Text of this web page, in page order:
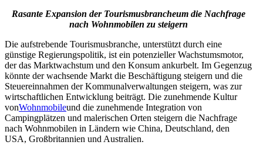
Rasante Expansion der Tourismusbrancheum die Nachfrage
nach Wohnmobilen zu steigern
Die aufstrebende Tourismusbranche, unterstützt durch eine
günstige Regierungspolitik, ist ein potenzieller Wachstumsmotor,
der das Marktwachstum und den Konsum ankurbelt. Im Gegenzug
könnte der wachsende Markt die Beschäftigung steigern und die
Steuereinnahmen der Kommunalverwaltungen steigern, was zur
wirtschaftlichen Entwicklung beiträgt. Die zunehmende Kultur
vonWohnmobileund die zunehmende Integration von
Campingplätzen und malerischen Orten steigern die Nachfrage
nach Wohnmobilen in Ländern wie China, Deutschland, den
USA, Großbritannien und Australien.